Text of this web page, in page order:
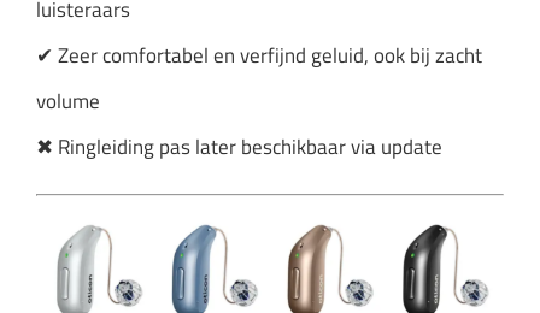
luisteraars
✔ Zeer comfortabel en verfijnd geluid, ook bij zacht
volume
✖ Ringleiding pas later beschikbaar via update